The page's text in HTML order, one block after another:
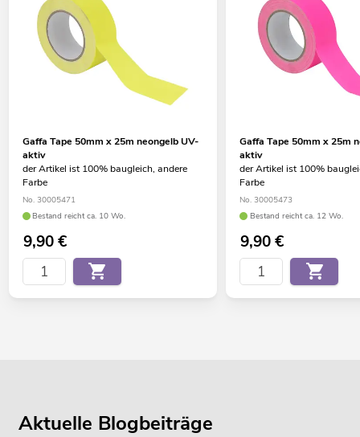
Gaffa Tape 50mm x 25m neongelb UV-
aktiv
der Artikel ist 100% baugleich, andere
Farbe
No. 30005471
Bestand reicht ca. 10 Wo.
9,90€
Gaffa Tape 50mm x 25m
aktiv
der Artikel ist 100%
Farbe
No. 30005473
Bestand reicht ca. 12 Wo.
9,90€
Aktuelle Blogbeiträge